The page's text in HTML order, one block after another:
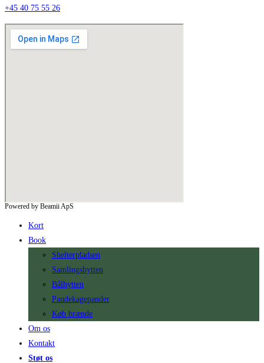
+45 40 75 55 26
Powered by Beamii ApS
Kort
Book
Shelterpladsen
Samlingshytten
Bålhytten
Pandekagepander
Køb brænde
Om os
Kontakt
Støt os